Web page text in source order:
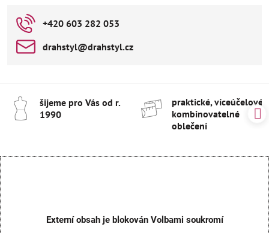
+420 603 282 053
drahstyl​@drahstyl​.cz
šijeme pro Vás od r​.
1990
praktické, víceúčelové
kombinovatelné
oblečení
Externí obsah je blokován Volbami soukromí